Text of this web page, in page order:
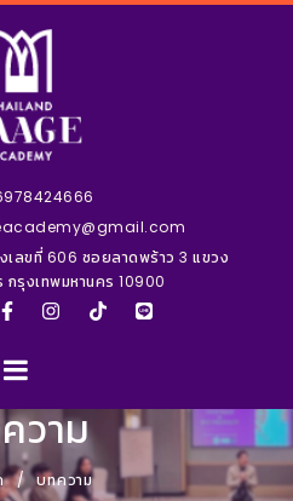
ลขที่ 606 ซอยลาดพร้าว 3 แขวง
รุงเทพมหานคร 10900
วาม
บทความ